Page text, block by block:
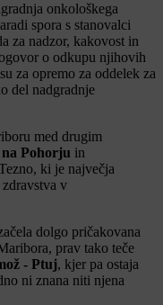
onkološkega
spora s stanovalci
za nadzor, kakovost in
o odkupu njihovih
za opremo za oddelek za
del nadgradnje
med drugim
Pohorju in
ki je največja
v
dolgo pričakovana
prav tako teče
- Ptuj, kjer pa ostaja
ni znana niti njena